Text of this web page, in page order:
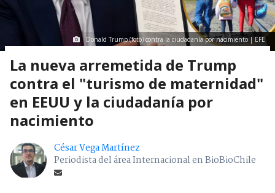
Donald Trump (foto) contra la ciudadanía por nacimiento | EFE
La nueva arremetida de Trump
contra el "turismo de maternidad"
en EEUU y la ciudadanía por
nacimiento
César Vega Martínez
Periodista del área Internacional en BioBioChile